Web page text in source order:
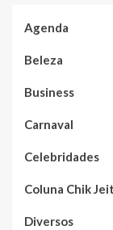
Agenda
Beleza
Business
Carnaval
Celebridades
Coluna Chik
Diversos